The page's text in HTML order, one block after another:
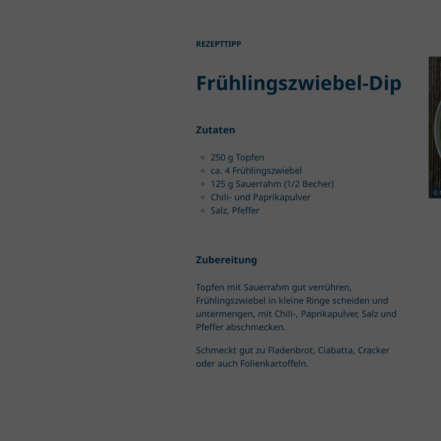
REZEPTTIPP
Frühlingszwiebel-Dip
Zutaten
250 g Topfen
ca. 4 Frühlingszwiebel
125 g Sauerrahm (1/2 Becher)
Chili- und Paprikapulver
Salz, Pfeffer
Zubereitung
Topfen mit Sauerrahm gut verrühren,
Frühlingszwiebel in kleine Ringe scheiden und
untermengen, mit Chili-, Paprikapulver, Salz und
Pfeffer abschmecken.
Schmeckt gut zu Fladenbrot, Ciabatta, Cracker
oder auch Folienkartoffeln.
©